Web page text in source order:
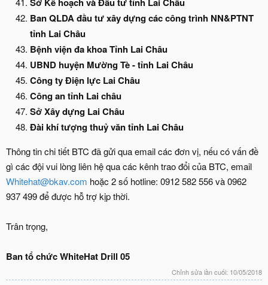
Ban QLDA đầu tư xây dựng các công trình NN&PTNT
tỉnh Lai Châu
Bệnh viện đa khoa Tỉnh Lai Châu
UBND huyện Mường Tè - tỉnh Lai Châu
Công ty Điện lực Lai Châu
Công an tỉnh Lai châu
Sở Xây dựng Lai Châu
Đài khí tượng thuỷ văn tỉnh Lai Châu
Thông tin chi tiết BTC đã gửi qua email các đơn vị, nếu có vấn đề
gì các đội vui lòng liên hệ qua các kênh trao đổi của BTC, email
Whitehat@bkav.com hoặc 2 số hotline: 0912 582 556 và 0962
937 499 để được hỗ trợ kịp thời.
Trân trọng,
Ban tổ chức WhiteHat Drill 05
Chỉnh sửa lần cuối: 10/05/2018